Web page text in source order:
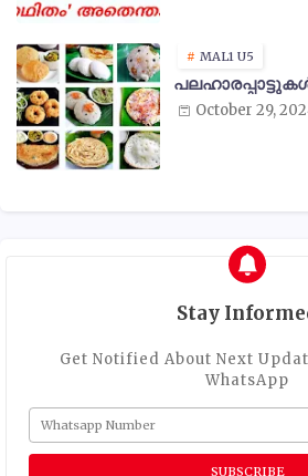
MAL1 U5
October 29,
Stay
Get Notified About Next
WhatsApp